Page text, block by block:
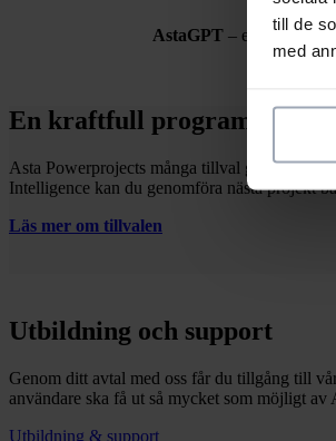
till de
med
AstaGPT– ett snabbare
En kraftfull programvara
Asta Powerprojects många tillval gör det
Intelligence kan du genomföra nästa projekt
Läs mer om tillvalen
Utbildning och support
Genom ditt avtal med oss får du tillgång till
användare ska få ut så mycket som möjligt
Utbildning & support